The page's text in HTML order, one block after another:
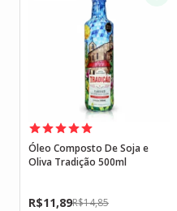
Óleo Composto De Soja e
Oliva Tradição 500ml
R$14,85
R$11,89